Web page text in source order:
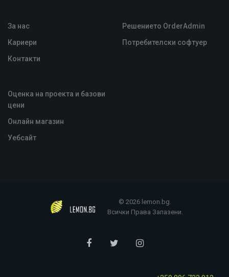
За нас
Кариери
Контакти
Решението OrderAdmin
Потребителски софтуер
Оценка на проекта и базови
цени
Oнлайн магазин
Уебсайт
© 2026 lemon.bg.
Всички Права Запазени.